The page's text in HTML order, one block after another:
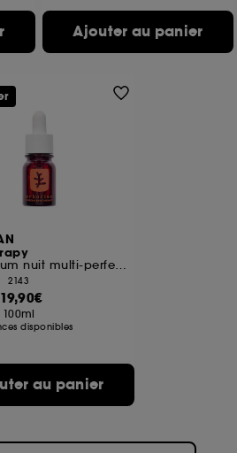
Ajouter au panier
Huile-sérum nuit multi-perfectrice
2143
19,90€
100ml
disponibles
au panier